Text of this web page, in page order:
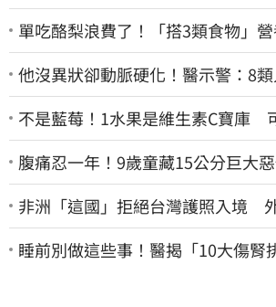
單吃酪梨浪費了！「搭3類食物」
他沒異狀卻動脈硬化！醫示警：8
不是藍莓！1水果是維生素C寶庫
腹痛忍一年！9歲童藏15公分巨大
非洲「這國」拒絕台灣護照入境
了：持續交涉聯繫
睡前別做這些事！醫揭「10大傷腎